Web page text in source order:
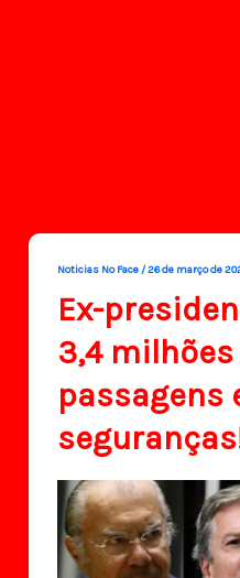
Noticias No Face /26 de março de
Ex-
3,4
passagens